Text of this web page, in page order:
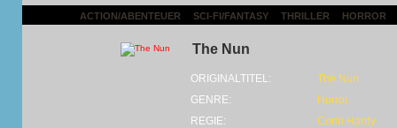
ACTION/ABENTEUER SCI-FI/FANTASY THRILLER HORROR
The Nun
ORIGINALTITEL:
The Nun
GENRE:
Horror
REGIE:
Corin Hardy